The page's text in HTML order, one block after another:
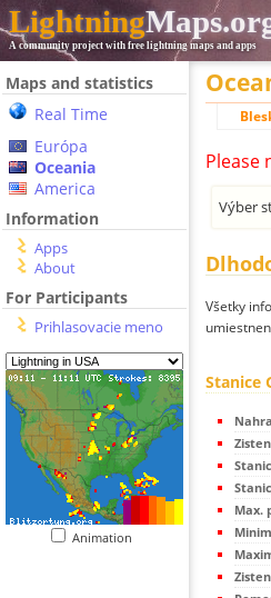
Lightning
A community project with free lightning maps and apps
Maps and statistics
Real Time
Európa
Oceania
America
Information
Apps
About
For Participants
Prihlasovacie meno
Animation
Please
Výber
Všetky
Stanice
Max.